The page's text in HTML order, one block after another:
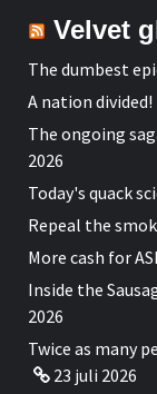
Velvet
The dumbest
A nation divided!
The ongoing
2026
Today's quack
Repeal the
More cash for
Inside the
2026
Twice as many
23 juli 2026